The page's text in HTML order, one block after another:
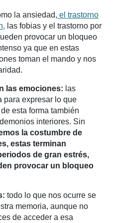
la ansiedad, el trastorno
las fobias y el trastorno por
provocar un bloqueo
ya que en estas
toman el mando y nos
las emociones: las
para expresar lo que
esta forma también
interiores. Sin
la costumbre de
estas terminan
de gran estrés,
provocar un bloqueo
todo lo que nos ocurre se
memoria, aunque no
de acceder a esa